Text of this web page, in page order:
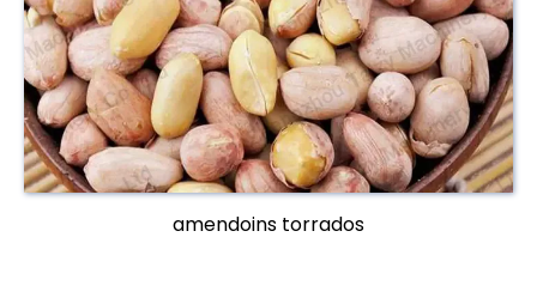
amendoins torrados